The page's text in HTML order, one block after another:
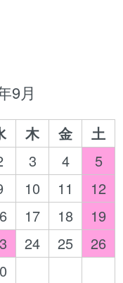
9月
木 金
土
3 4
5
10 11
12
17 18
19
24 25
26